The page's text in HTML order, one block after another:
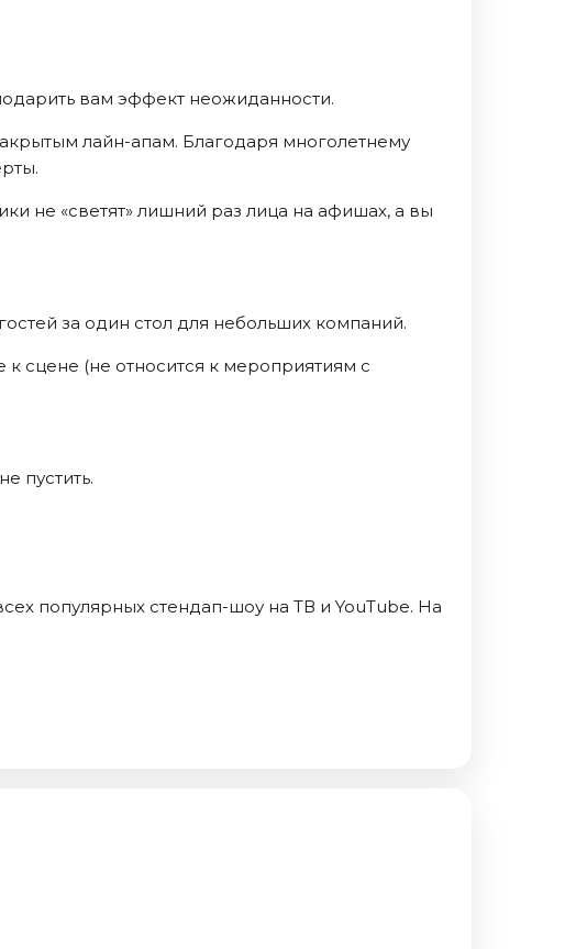
вам эффект неожиданности.
лайн-апам. Благодаря многолетнему
не «светят» лишний раз лица на афишах, а вы
за один стол для небольших компаний.
сцене (не относится к мероприятиям с
пустить.
популярных стендап-шоу на ТВ и YouTube. На